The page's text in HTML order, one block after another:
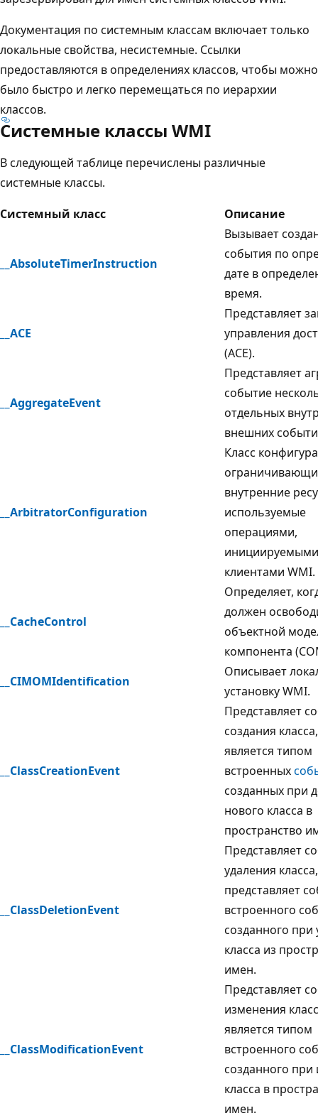
Документация по системным классам включает только
локальные свойства, несистемные. Ссылки
предоставляются в определениях классов, чтобы можно
было быстро и легко перемещаться по иерархии
классов.
Системные классы WMI
В следующей таблице перечислены различные
системные классы.
Системный класс
Описание
__AbsoluteTimerInstruction
Вызывает
события по
дате в
время.
__ACE
Представляет
управления
(ACE).
__AggregateEvent
Представляет
событие
отдельных
внешних
__ArbitratorConfiguration
Класс
внутренние
используемые
операциями,
инициируемыми
клиентами WMI.
__CacheControl
Определяет,
должен
объектной
компонента
__CIMOMIdentification
Описывает
установку WMI.
__ClassCreationEvent
Представляет
создания
является типом
встроенных
созданных при
нового класса в
пространство
__ClassDeletionEvent
Представляет
удаления
представляет
встроенного
созданного при
класса из
имен.
__ClassModificationEvent
Представляет
изменения
является типом
встроенного
созданного
класса в
имен.